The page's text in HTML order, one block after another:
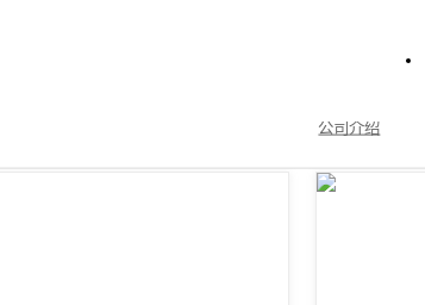
公司介绍